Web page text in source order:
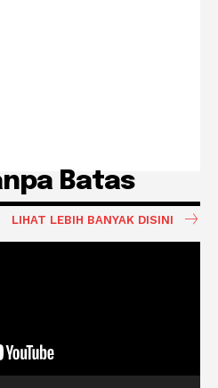
Batas
LIHAT LEBIH BANYAK DISINI